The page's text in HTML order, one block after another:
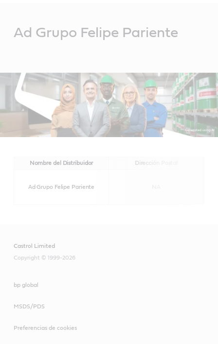
Ad Grupo Felipe Pariente
Nombre del Distribuidor Dirección Postal
Ad Grupo Felipe Pariente
Castrol Limited
Copyright © 1999-2026
bp global
MSDS/PDS
Preferencias de cookies